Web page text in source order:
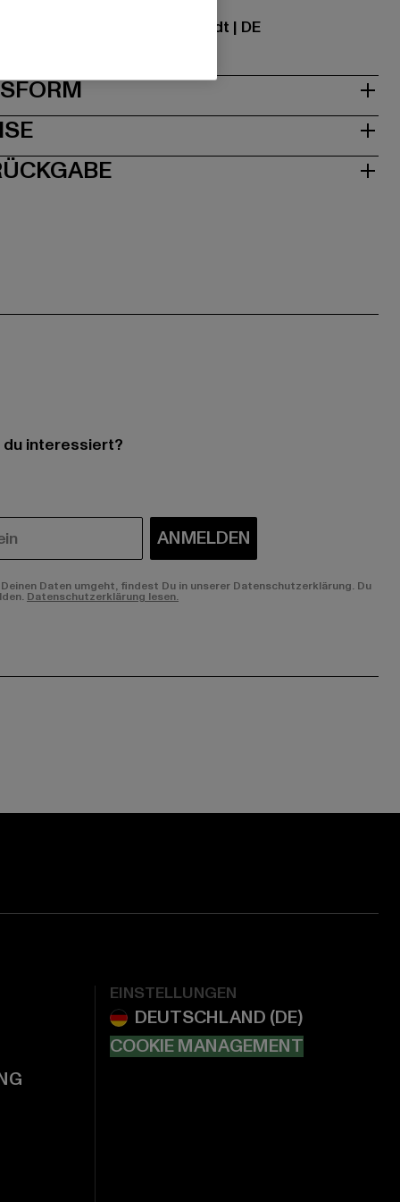
7 | 64372 Ober-Ramstadt | DE
PASSFORM
interessiert?
ANMELDEN
Daten umgeht, findest Du in unserer Datenschutzerklärung. Du
Datenschutzerklärung lesen.
EINSTELLUNGEN
COOKIE MANAGEMENT